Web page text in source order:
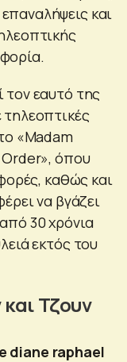
και
τον εαυτό της
«Madam
Order», όπου
καθώς και
να βγάζει
30 χρόνια
εκτός του
και Τζουν
diane raphael